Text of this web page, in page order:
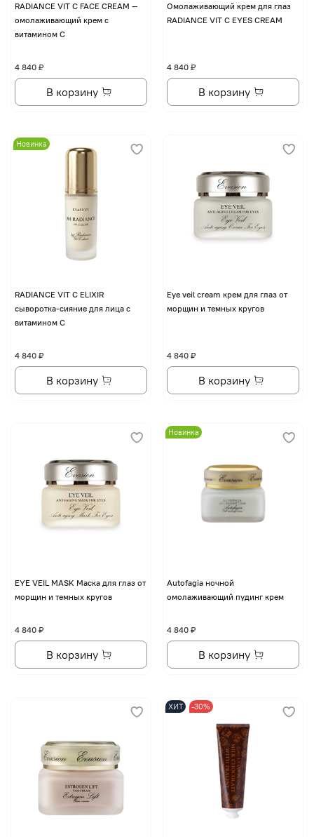
RADIANCE VIT C FACE CREAM —
омолаживающий крем с
витамином С
4 840 ₽
В корзину
Омолаживающий крем для глаз
RADIANCE VIT C EYES CREAM
4 840 ₽
В корзину
Новинка
RADIANCE VIT C ELIXIR
сыворотка-сияние для лица с
витамином С
4 840 ₽
В корзину
Eye veil cream крем для глаз от
морщин и темных кругов
4 840 ₽
В корзину
EYE VЕIL MASK Маска для глаз от
морщин и темных кругов
4 840 ₽
В корзину
Новинка
Autofagia ночной
омолаживающий пудинг крем
4 840 ₽
В корзину
ХИТ -30%